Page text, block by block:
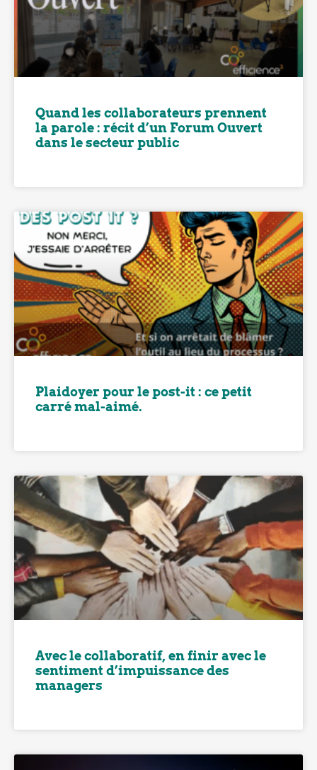
Quand les collaborateurs prennent
la parole : récit d’un Forum Ouvert
dans le secteur public
Plaidoyer pour le post-it : ce petit
carré mal-aimé.
Avec le collaboratif, en finir avec le
sentiment d’impuissance des
managers